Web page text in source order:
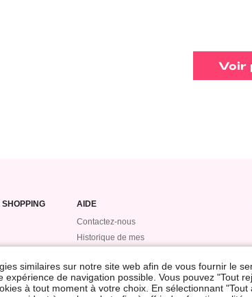
Voir
colis
AIDE
Contactez-nous
Historique de mes
Points bonus
ROMWE VIP
similaires sur notre site web afin de vous fournir le
de navigation possible. Vous pouvez "Tout
à tout moment à votre choix. En sélectionnant "Tout